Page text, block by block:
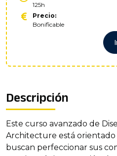
125h
Precio:
Bonificable
Descripción
Este curso avanzado de
Architecture está orientado
buscan perfeccionar sus